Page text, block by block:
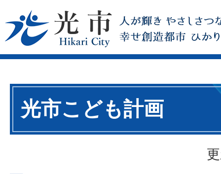
光市こども計画